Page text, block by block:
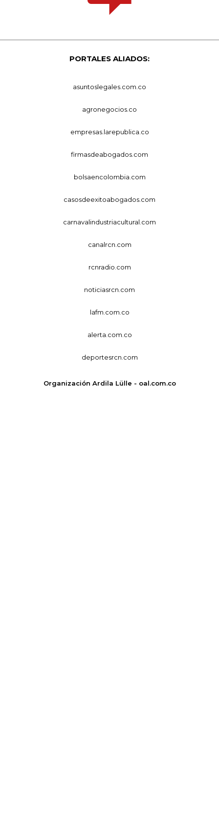
PORTALES ALIADOS:
asuntoslegales.com.co
agronegocios.co
empresas.larepublica.co
firmasdeabogados.com
bolsaencolombia.com
casosdeexitoabogados.com
carnavalindustriacultural.com
canalrcn.com
rcnradio.com
noticiasrcn.com
lafm.com.co
alerta.com.co
deportesrcn.com
Organización Ardila Lülle - oal.com.co